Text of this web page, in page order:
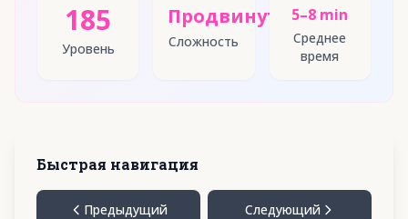
185
Уровень
Продвинутый
Сложность
5–8 min
Среднее
время
Быстрая навигация
Предыдущий Следующий